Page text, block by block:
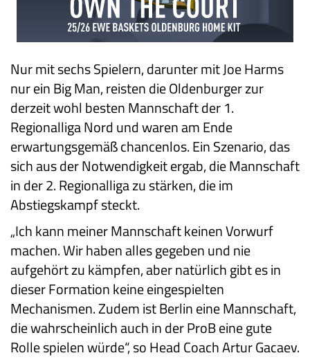
Nur mit sechs Spielern, darunter mit Joe Harms
nur ein Big Man, reisten die Oldenburger zur
derzeit wohl besten Mannschaft der 1.
Regionalliga Nord und waren am Ende
erwartungsgemäß chancenlos. Ein Szenario, das
sich aus der Notwendigkeit ergab, die Mannschaft
in der 2. Regionalliga zu stärken, die im
Abstiegskampf steckt.
„Ich kann meiner Mannschaft keinen Vorwurf
machen. Wir haben alles gegeben und nie
aufgehört zu kämpfen, aber natürlich gibt es in
dieser Formation keine eingespielten
Mechanismen. Zudem ist Berlin eine Mannschaft,
die wahrscheinlich auch in der ProB eine gute
Rolle spielen würde“, so Head Coach Artur Gacaev.